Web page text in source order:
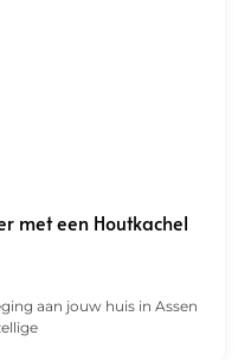
met een Houtkachel
aan jouw huis in Assen